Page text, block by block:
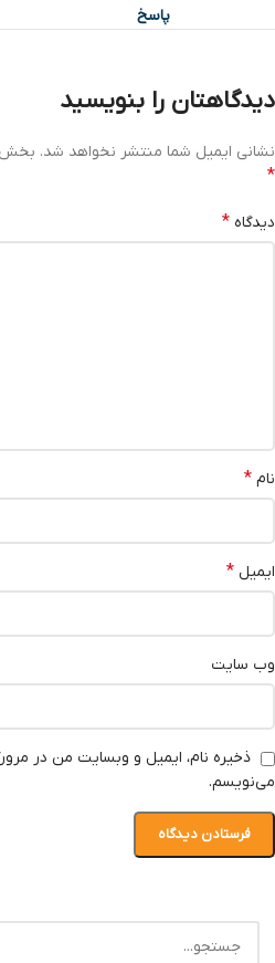
پاسخ
دیدگاهتان را بنویسید
نشانی ایمیل شما منتشر نخواهد شد.
*
دیدگاه *
نام *
ایمیل *
وب‌ سایت
ذخیره نام، ایمیل و وبسایت من در
می‌نویسم.